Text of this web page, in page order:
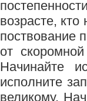
возрасте,
поствование
от
Начинайте
исполните
великому.